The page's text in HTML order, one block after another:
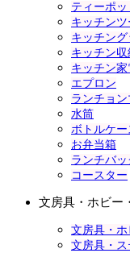
ティーポ
キッチンツ
キッチング
キッチン収
キッチン家
エプロン
ランチョ
水筒
ボトルケ
お弁当箱
ランチバ
コースター
文房具・ホビー
文房具・
文房具・